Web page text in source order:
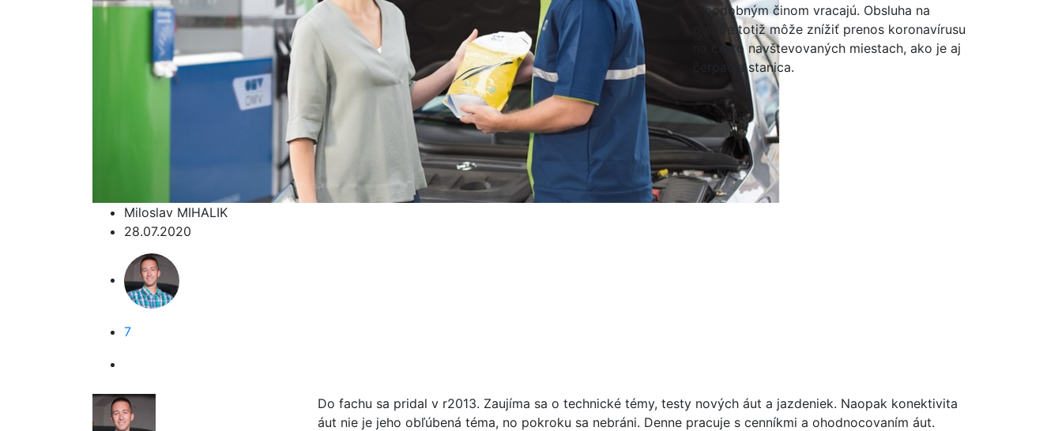
Miloslav MIHALIK
28.07.2020
7
k podobným činom vracajú. Obsluha na
pumpe totiž môže znížiť prenos koronavírusu
na často navštevovaných miestach, ako je aj
čerpacia stanica.
Do fachu sa pridal v r2013. Zaujíma sa o technické témy, testy nových áut a jazdeniek. Naopak konektivita
áut nie je jeho obľúbená téma, no pokroku sa nebráni. Denne pracuje s cenníkmi a ohodnocovaním áut.